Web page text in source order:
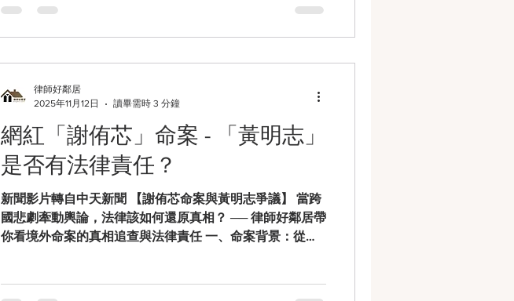
詐欺」、「洗錢」 等重罪 根據檢方起訴書，該團購主以
下列構成要件： 1. 以不實方式詐騙取得財物 （刑法第339
利用網路、媒體進行詐財。團購主利用粉絲團、LINE 群
組、大量招攬訂單 → 符合「對多數人」 。 法定刑最高可達
10 年以下有期徒刑，得併科 100 萬罰金 。 2. 犯後將款項匯
出、轉移，涉及洗錢（洗錢防制法第14條） 只要有意圖讓
不法所得不易追查，就可能構成洗錢罪 。 法定刑最重可達
7 年以下
網紅「謝侑芯」命案 - 「黃明志」
是否有法律責任？
新聞影片轉自中天新聞 【謝侑芯命案與黃明志爭議】 當跨
國悲劇牽動輿論，法律該如何還原真相？ ── 律師好鄰居帶
你看境外命案的真相追查與法律責任 一、命案背景：從旅
律師好鄰居
2025年11月12日
讀畢需時 3 分鐘